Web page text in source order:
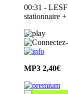
00:31 -
stationnaire +
MP3 2,40€